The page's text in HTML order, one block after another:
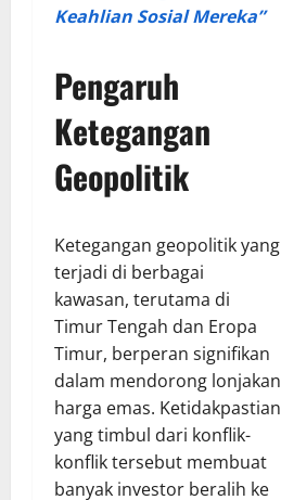
Keahlian Sosial Mereka”
Pengaruh
Ketegangan
Geopolitik
Ketegangan geopolitik yang
terjadi di berbagai
kawasan, terutama di
Timur Tengah dan Eropa
Timur, berperan signifikan
dalam mendorong lonjakan
harga emas. Ketidakpastian
yang timbul dari konflik-
konflik tersebut membuat
banyak investor beralih ke